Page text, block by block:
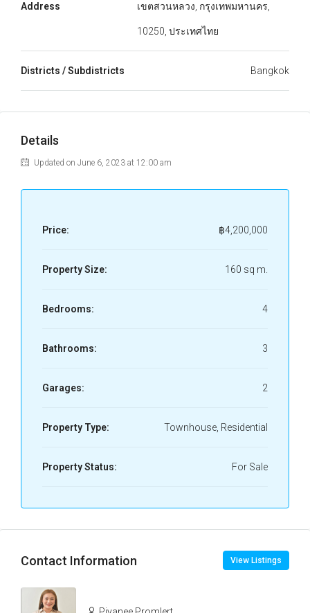
Address เขตสวนหลวง, กรุงเทพมหานคร,
10250, ประเทศไทย
Districts / Subdistricts Bangkok
Details
Updated on June 6, 2023 at 12:00 am
Price: ฿4,200,000
Property Size: 160 sq m.
Bedrooms: 4
Bathrooms: 3
Garages: 2
Property Type: Townhouse, Residential
Property Status: For Sale
Contact Information View Listings